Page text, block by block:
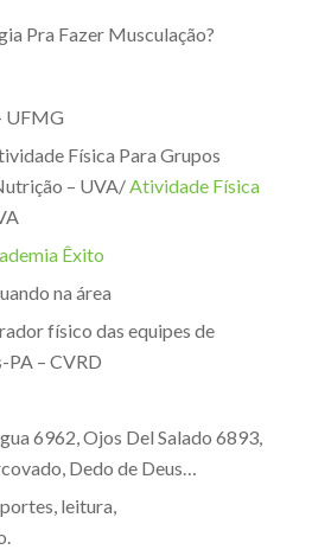
Pra Fazer Musculação?
UFMG
Física Para Grupos
– UVA/Atividade Física
Êxito
na área
físico das equipes de
– CVRD
6962, Ojos Del Salado 6893,
Dedo de Deus…
leitura,